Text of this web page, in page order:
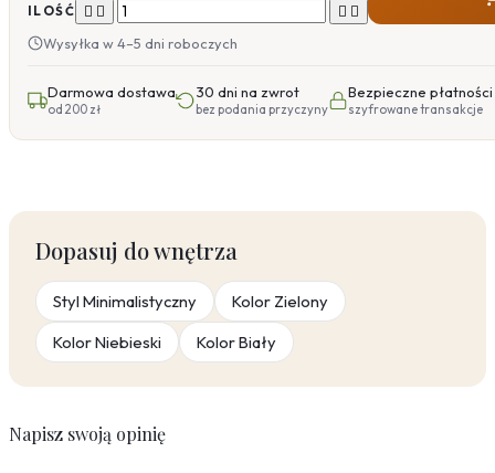
ILOŚĆ    
Wysyłka w 4–5 dni roboczych
Darmowa dostawa
od 200 zł
30 dni na zwrot
bez podania przyczyny
Bezpieczne płatności
szyfrowane transakcje
Dopasuj do wnętrza
Styl Minimalistyczny
Kolor Zielony
Kolor Niebieski
Kolor Biały
Napisz swoją opinię